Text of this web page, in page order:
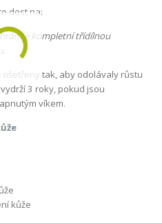
dost na:
kompletní třídílnou
tak, aby odolávaly růstu
3 roky, pokud jsou
víkem.
kůže